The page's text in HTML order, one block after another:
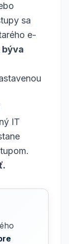
sa
e-
býva
IT